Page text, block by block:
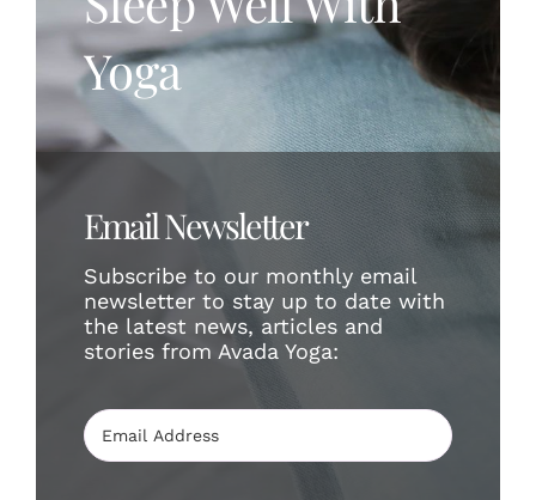
Login
English
Yoga
Email Newsletter
Subscribe to our monthly email
newsletter to stay up to date with
the latest news, articles and
stories from Avada Yoga: